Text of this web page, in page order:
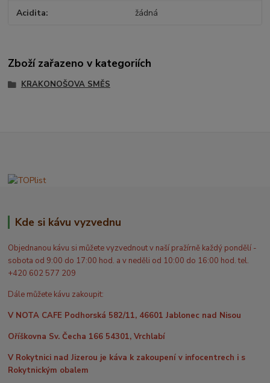
Acidita žádná
Zboží zařazeno v kategoriích
KRAKONOŠOVA SMĚS
Kde si kávu vyzvednu
Objednanou kávu si můžete vyzvednout v naší pražírně každý pondělí -
sobota od 9:00 do 17:00 hod. a v neděli od 10:00 do 16:00 hod. tel.
+420 602 577 209
Dále můžete kávu zakoupit:
V NOTA CAFE Podhorská 582/11, 46601 Jablonec nad Nisou
Oříškovna Sv. Čecha 166 54301, Vrchlabí
V Rokytnici nad Jizerou je káva k zakoupení v infocentrech i s
Rokytnickým obalem